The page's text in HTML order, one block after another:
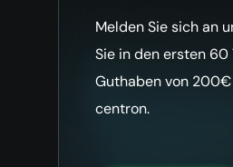
Melden Sie sich an
Sie in den ersten 60
Guthaben von
centron.